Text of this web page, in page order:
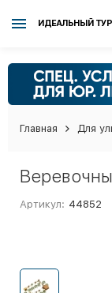
ИДЕАЛЬНЫЙ
Главная Для
Артикул: 44852